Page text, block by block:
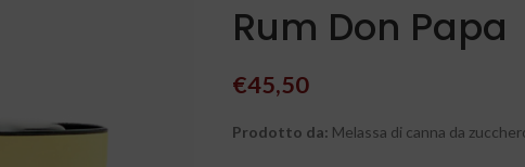
Rum Don Papa
€45,50
Prodotto da: Melassa di canna da